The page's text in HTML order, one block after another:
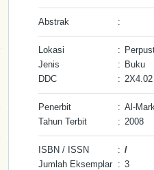
Abstrak :
Lokasi :
Jenis
: Buku
DDC
: 2X4.02
Penerbit : Al-
Tahun Terbit
: 2008
ISBN / ISSN : /
Jumlah Eksemplar : 3